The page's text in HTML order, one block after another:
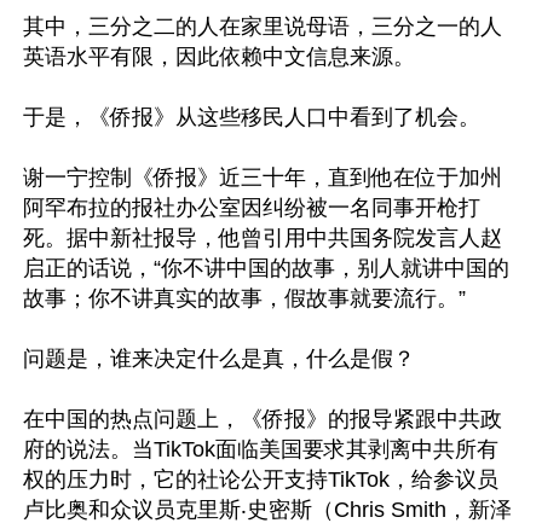
其中，三分之二的人在家里说母语，三分之一的人
英语水平有限，因此依赖中文信息来源。
于是，《侨报》从这些移民人口中看到了机会。
谢一宁控制《侨报》近三十年，直到他在位于加州
阿罕布拉的报社办公室因纠纷被一名同事开枪打
死。据中新社报导，他曾引用中共国务院发言人赵
启正的话说，“你不讲中国的故事，别人就讲中国的
故事；你不讲真实的故事，假故事就要流行。”
问题是，谁来决定什么是真，什么是假？
在中国的热点问题上，《侨报》的报导紧跟中共政
府的说法。当TikTok面临美国要求其剥离中共所有
权的压力时，它的社论公开支持TikTok，给参议员
卢比奥和众议员克里斯‧史密斯（Chris Smith，新泽